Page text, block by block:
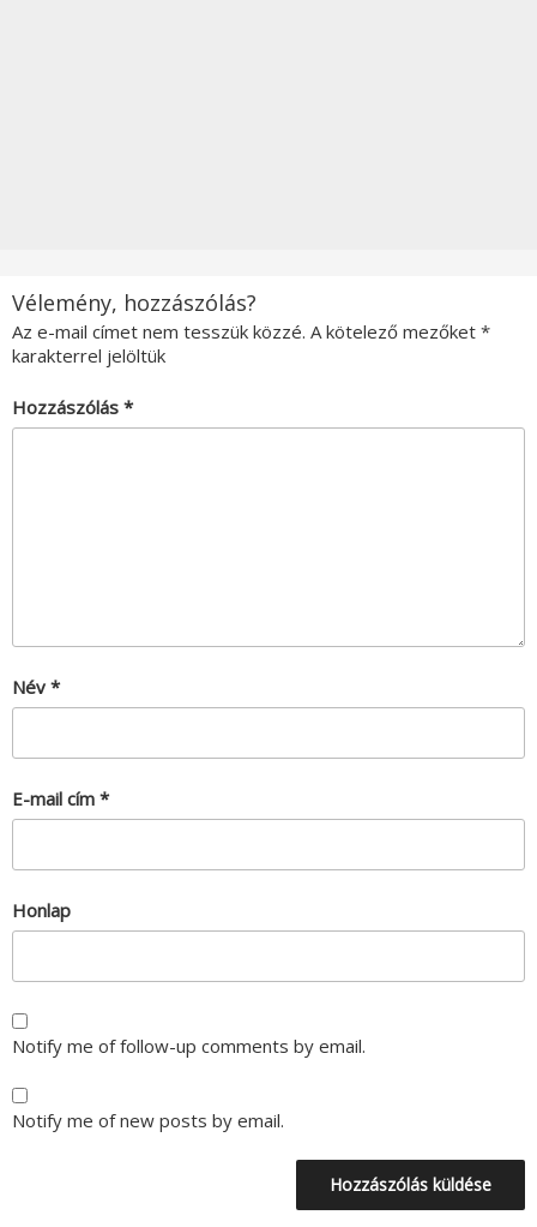
Vélemény, hozzászólás?
Az e-mail címet nem tesszük közzé. A kötelező mezőket *
karakterrel jelöltük
Hozzászólás *
Név *
E-mail cím *
Honlap
Notify me of follow-up comments by email.
Notify me of new posts by email.